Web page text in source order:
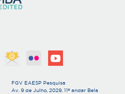
FGV EAESP Pesquisa
Av. 9 de Julho, 2029, 11º andar Bela